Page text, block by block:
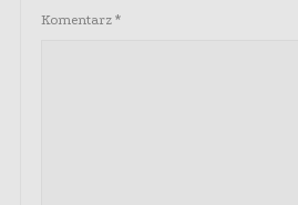
Komentarz *